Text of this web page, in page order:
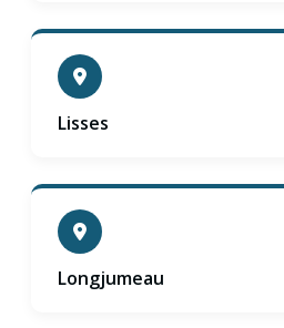
Lisses
Longjumeau